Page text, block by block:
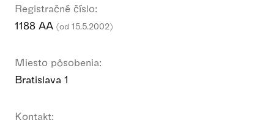
Registračné číslo:
1188 AA (od 15.5.2002)
Miesto pôsobenia:
Bratislava 1
Kontakt: